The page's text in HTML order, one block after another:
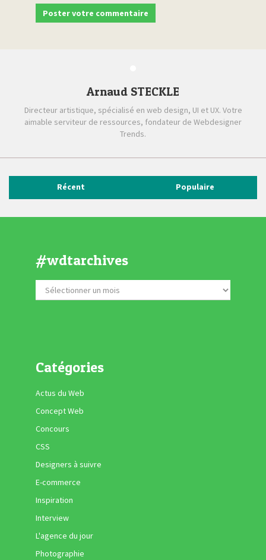
Arnaud STECKLE
Directeur artistique, spécialisé en web design, UI et UX. Votre
aimable serviteur de ressources, fondateur de Webdesigner
Trends.
Récent Populaire
#wdtarchives
Catégories
Actus du Web
Concept Web
Concours
CSS
Designers à suivre
E-commerce
Inspiration
Interview
L'agence du jour
Photographie